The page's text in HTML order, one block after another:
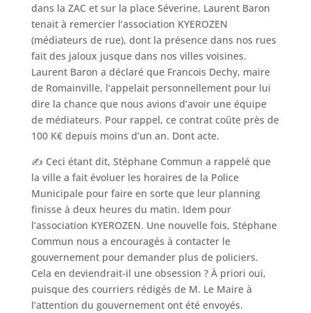
dans la ZAC et sur la place Séverine, Laurent Baron
tenait à remercier l’association KYEROZEN
(médiateurs de rue), dont la présence dans nos rues
fait des jaloux jusque dans nos villes voisines.
Laurent Baron a déclaré que Francois Dechy, maire
de Romainville, l’appelait personnellement pour lui
dire la chance que nous avions d’avoir une équipe
de médiateurs. Pour rappel, ce contrat coûte près de
100 K€ depuis moins d’un an. Dont acte.
✍️ Ceci étant dit, Stéphane Commun a rappelé que
la ville a fait évoluer les horaires de la Police
Municipale pour faire en sorte que leur planning
finisse à deux heures du matin. Idem pour
l’association KYEROZEN. Une nouvelle fois, Stéphane
Commun nous a encouragés à contacter le
gouvernement pour demander plus de policiers.
Cela en deviendrait-il une obsession ? À priori oui,
puisque des courriers rédigés de M. Le Maire à
l’attention du gouvernement ont été envoyés.